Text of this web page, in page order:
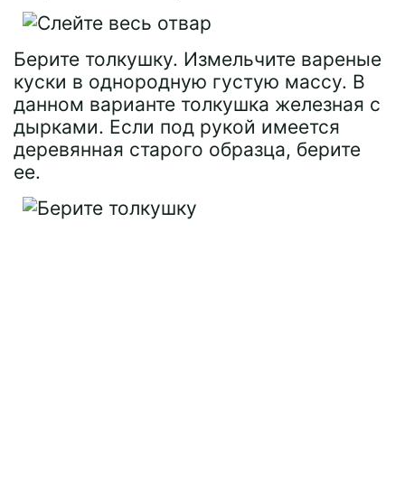
Берите толкушку. Измельчите вареные
куски в однородную густую массу. В
данном варианте толкушка железная с
дырками. Если под рукой имеется
деревянная старого образца, берите
ее.